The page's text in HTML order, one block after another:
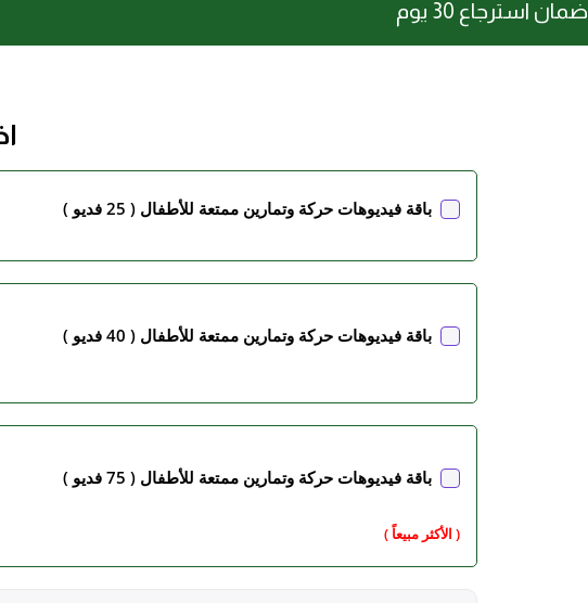
ضمان استرجاع 30 يوم
باقة فيديوهات حركة وتمارين ممتعة للأطفال ( 25 فديو )
باقة فيديوهات حركة وتمارين ممتعة للأطفال ( 40 فديو )
باقة فيديوهات حركة وتمارين ممتعة للأطفال ( 75 فديو )
( الأكثر مبيعاً )